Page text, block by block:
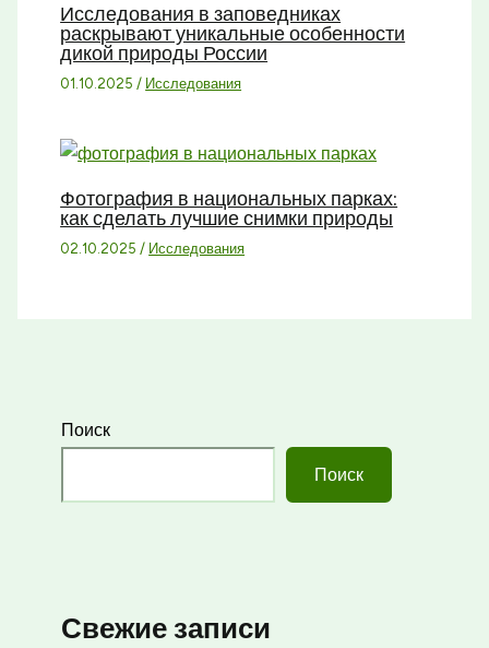
Исследования в заповедниках
раскрывают уникальные особенности
дикой природы России
01.10.2025 / Исследования
Фотография в национальных парках:
как сделать лучшие снимки природы
02.10.2025 / Исследования
Поиск
Поиск
Свежие записи